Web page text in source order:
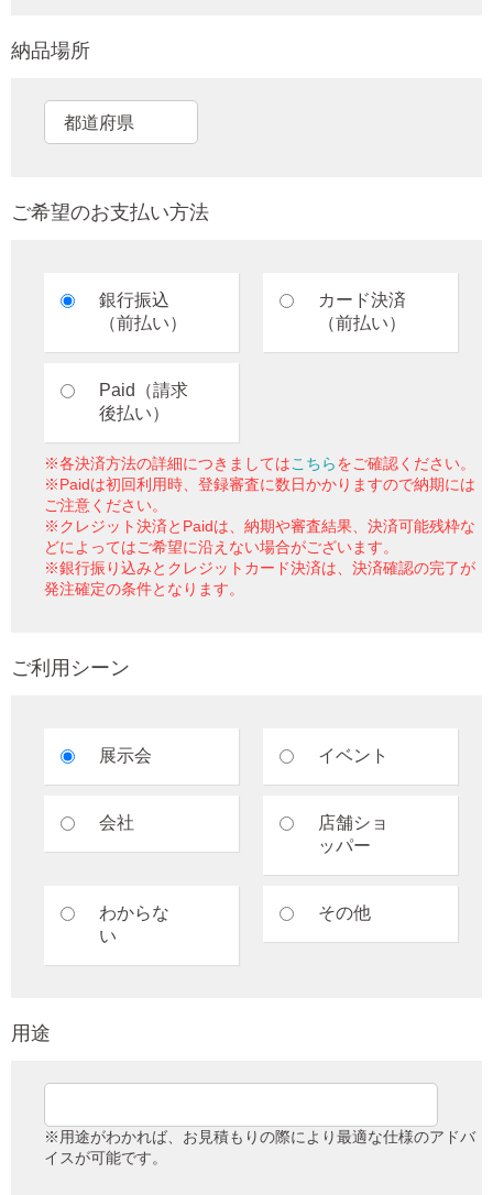
納品場所
ご希望のお支払い方法
銀行振込
（前払い）
カード決済
（前払い）
Paid（請求
後払い）
※各決済方法の詳細につきましてはこちらをご確認ください。
※Paidは初回利用時、登録審査に数日かかりますので納期には
ご注意ください。
※クレジット決済とPaidは、納期や審査結果、決済可能残枠な
どによってはご希望に沿えない場合がございます。
※銀行振り込みとクレジットカード決済は、決済確認の完了が
発注確定の条件となります。
ご利用シーン
展示会 イベント
会社
店舗ショ
ッパー
わからな
い
その他
用途
※用途がわかれば、お見積もりの際により最適な仕様のアドバ
イスが可能です。